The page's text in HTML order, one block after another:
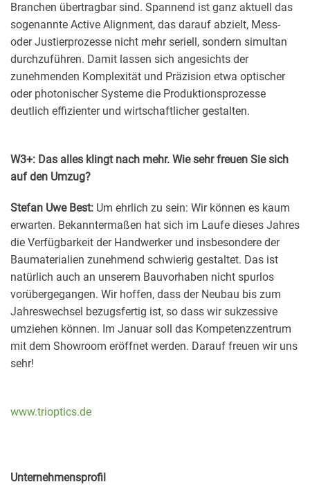
Branchen übertragbar sind. Spannend ist ganz aktuell das
sogenannte Active Alignment, das darauf abzielt, Mess-
oder Justierprozesse nicht mehr seriell, sondern simultan
durchzuführen. Damit lassen sich angesichts der
zunehmenden Komplexität und Präzision etwa optischer
oder photonischer Systeme die Produktionsprozesse
deutlich effizienter und wirtschaftlicher gestalten.
W3+: Das alles klingt nach mehr. Wie sehr freuen Sie sich
auf den Umzug?
Stefan Uwe Best: Um ehrlich zu sein: Wir können es kaum
erwarten. Bekanntermaßen hat sich im Laufe dieses Jahres
die Verfügbarkeit der Handwerker und insbesondere der
Baumaterialien zunehmend schwierig gestaltet. Das ist
natürlich auch an unserem Bauvorhaben nicht spurlos
vorübergegangen. Wir hoffen, dass der Neubau bis zum
Jahreswechsel bezugsfertig ist, so dass wir sukzessive
umziehen können. Im Januar soll das Kompetenzzentrum
mit dem Showroom eröffnet werden. Darauf freuen wir uns
sehr!
www.trioptics.de
Unternehmensprofil